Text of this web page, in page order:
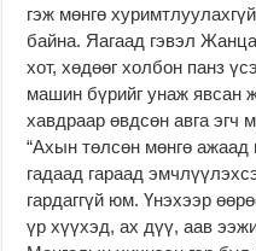
гэж мөнгө
байна. Яагаад гэвэл
хот, хөдөөг холбон панз
машин бүрийг унаж явсан
хавдраар өвдсөн авга эгч
“Ахын төлсөн мөнгө ажаад
гадаад гараад
гардаггүй юм. Үнэхээр
үр хүүхэд, ах дүү, аав